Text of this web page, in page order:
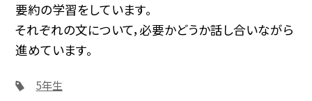
要約の学習をしています。
それぞれの文について，必要かどうか話し合いながら
進めています。
5年生